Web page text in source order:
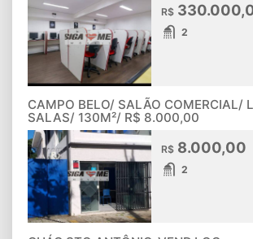
R$
2
CAMPO BELO/ SALÃO COMERCIAL/
SALAS/ 130M²/ R$ 8.000,00
R$ 8.000,00
2